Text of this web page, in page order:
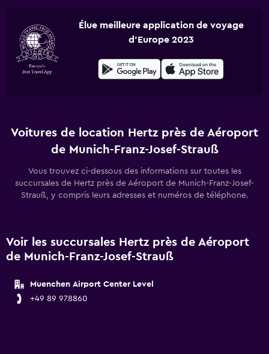
Élue meilleure application de voyage
d'Europe 2023
Voitures de location Hertz près de Aéroport
de Munich-Franz-Josef-Strauß
Vous trouvez ci-dessous des informations sur toutes les
succursales de Hertz près de Aéroport de Munich-Franz-Josef-
Strauß, y compris leurs adresses et numéros de téléphone.
Voir les succursales Hertz près de Aéroport
de Munich-Franz-Josef-Strauß
Muenchen Airport Center Level
+49 89 978860